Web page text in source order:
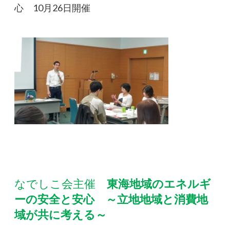
心 10月26日開催
なでしこ会主催 東海地域のエネルギ
ーの安全と安心
～立地地域と消費地
域が共に考える～